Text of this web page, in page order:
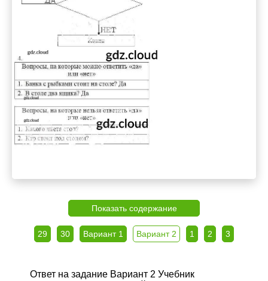
Показать содержание
29 30 Вариант 1 Вариант 2 1 2 3
Ответ на задание Вариант 2 Учебник